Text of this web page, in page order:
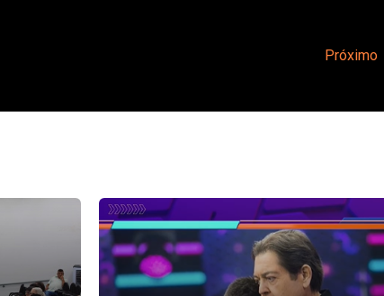
Próximo